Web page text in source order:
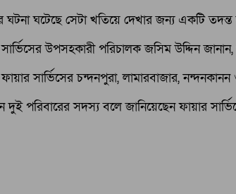
ঘটনা ঘটেছে সেটা খতিয়ে দেখার জন্য একটি
সার্ভিসের উপসহকারী পরিচালক জসিম উদ্দিন
ফায়ার সার্ভিসের চন্দনপুরা, লামারবাজার,
পরিবারের সদস্য বলে জানিয়েছেন ফায়ার